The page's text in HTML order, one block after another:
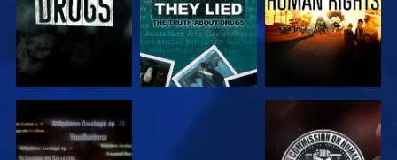
ΠΑΡΑΚΟΛΟΥΘΗΣΤΕ ΠΑΡΑΚΟΛΟΥΘΗΣΤΕ